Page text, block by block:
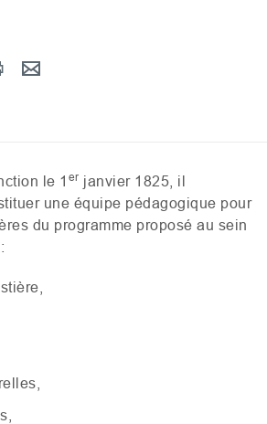
le 1 er janvier 1 825, il
une équipe pédagogique pour
du programme proposé au sein